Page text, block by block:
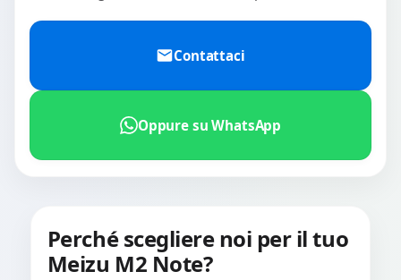
Contattaci
Oppure su WhatsApp
Perché scegliere noi per il tuo
Meizu M2 Note?